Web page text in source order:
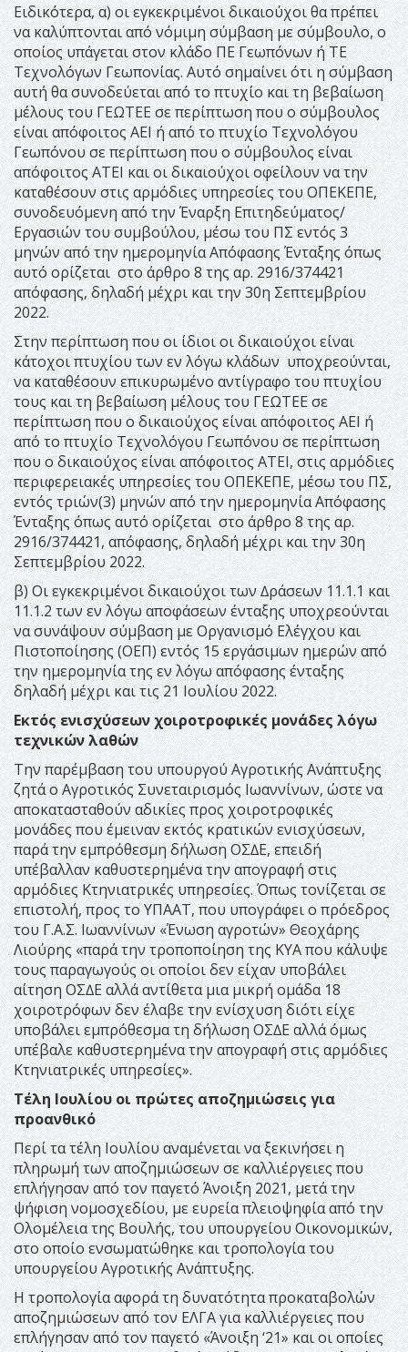
Ειδικότερα, α) οι εγκεκριµένοι δικαιούχοι θα πρέπει
να καλύπτονται από νόµιµη σύµβαση µε σύµβουλο, ο
οποίος υπάγεται στον κλάδο ΠΕ Γεωπόνων ή ΤΕ
Τεχνολόγων Γεωπονίας. Αυτό σηµαίνει ότι η σύµβαση
αυτή θα συνοδεύεται από το πτυχίο και τη βεβαίωση
µέλους του ΓΕΩΤΕΕ σε περίπτωση που ο σύµβουλος
είναι απόφοιτος ΑΕΙ ή από το πτυχίο Τεχνολόγου
Γεωπόνου σε περίπτωση που ο σύµβουλος είναι
απόφοιτος ΑΤΕΙ και οι δικαιούχοι οφείλουν να την
καταθέσουν στις αρµόδιες υπηρεσίες του ΟΠΕΚΕΠΕ,
συνοδευόµενη από την Έναρξη Επιτηδεύµατος/
Εργασιών του συµβούλου, µέσω του ΠΣ εντός 3
µηνών από την ηµεροµηνία Απόφασης Ένταξης όπως
αυτό ορίζεται στο άρθρο 8 της αρ. 2916/374421
απόφασης, δηλαδή µέχρι και την 30η Σεπτεµβρίου
2022.
Στην περίπτωση που οι ίδιοι οι δικαιούχοι είναι
κάτοχοι πτυχίου των εν λόγω κλάδων υποχρεούνται,
να καταθέσουν επικυρωµένο αντίγραφο του πτυχίου
τους και τη βεβαίωση µέλους του ΓΕΩΤΕΕ σε
περίπτωση που ο δικαιούχος είναι απόφοιτος ΑΕΙ ή
από το πτυχίο Τεχνολόγου Γεωπόνου σε περίπτωση
που ο δικαιούχος είναι απόφοιτος ΑΤΕΙ, στις αρµόδιες
περιφερειακές υπηρεσίες του ΟΠΕΚΕΠΕ, µέσω του ΠΣ,
εντός τριών(3) µηνών από την ηµεροµηνία Απόφασης
Ένταξης όπως αυτό ορίζεται στο άρθρο 8 της αρ.
2916/374421, απόφασης, δηλαδή µέχρι και την 30η
Σεπτεµβρίου 2022.
β) Οι εγκεκριµένοι δικαιούχοι των ∆ράσεων 11.1.1 και
11.1.2 των εν λόγω αποφάσεων ένταξης υποχρεούνται
να συνάψουν σύµβαση µε Οργανισµό Ελέγχου και
Πιστοποίησης (ΟΕΠ) εντός 15 εργάσιµων ηµερών από
την ηµεροµηνία της εν λόγω απόφασης ένταξης
δηλαδή µέχρι και τις 21 Ιουλίου 2022.
Εκτός ενισχύσεων χοιροτροφικές µονάδες λόγω
τεχνικών λαθών
Την παρέµβαση του υπουργού Αγροτικής Ανάπτυξης
ζητά ο Αγροτικός Συνεταιρισµός Ιωαννίνων, ώστε να
αποκατασταθούν αδικίες προς χοιροτροφικές
µονάδες που έµειναν εκτός κρατικών ενισχύσεων,
παρά την εµπρόθεσµη δήλωση ΟΣ∆Ε, επειδή
υπέβαλλαν καθυστερηµένα την απογραφή στις
αρµόδιες Κτηνιατρικές υπηρεσίες. Όπως τονίζεται σε
επιστολή, προς το ΥΠΑΑΤ, που υπογράφει ο πρόεδρος
του Γ.Α.Σ. Ιωαννίνων «Ένωση αγροτών» Θεοχάρης
Λιούρης «παρά την τροποποίηση της ΚΥΑ που κάλυψε
τους παραγωγούς οι οποίοι δεν είχαν υποβάλει
αίτηση ΟΣ∆Ε αλλά αντίθετα µια µικρή οµάδα 18
χοιροτρόφων δεν έλαβε την ενίσχυση διότι είχε
υποβάλει εµπρόθεσµα τη δήλωση ΟΣ∆Ε αλλά όµως
υπέβαλε καθυστερηµένα την απογραφή στις αρµόδιες
Κτηνιατρικές υπηρεσίες».
Τέλη Ιουλίου οι πρώτες αποζημιώσεις για
προανθικό
Περί τα τέλη Ιουλίου αναμένεται να ξεκινήσει η
πληρωμή των αποζημιώσεων σε καλλιέργειες που
επλήγησαν από τον παγετό Άνοιξη 2021, μετά την
ψήφιση νομοσχεδίου, με ευρεία πλειοψηφία από την
Ολομέλεια της Βουλής, του υπουργείου Οικονομικών,
στο οποίο ενσωματώθηκε και τροπολογία του
υπουργείου Αγροτικής Ανάπτυξης.
Η τροπολογία αφορά τη δυνατότητα προκαταβολών
αποζημιώσεων από τον ΕΛΓΑ για καλλιέργειες που
επλήγησαν από τον παγετό «Άνοιξη ‘21» και οι οποίες